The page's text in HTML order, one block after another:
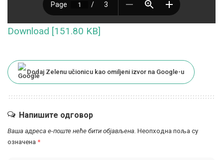
Download [151.80 KB]
Dodaj Zelenu učionicu kao omiljeni izvor na Google-u
Напишите одговор
Ваша адреса е-поште неће бити објављена. Неопходна поља су
означена *